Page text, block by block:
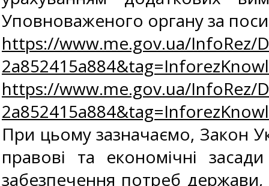
Уповноваженого органу за
https://www.me.gov.ua/InfoRez/
https://www.me.gov.ua/InfoRez/
При цьому зазначаємо, Закон
правові та економічні
забезпечення потреб держави,